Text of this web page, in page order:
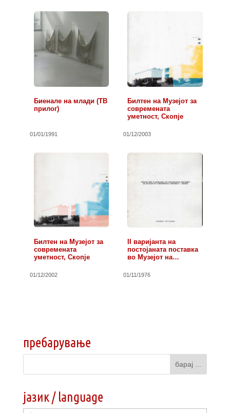
Биенале на млади (ТВ
прилог)
01/01/1991
Билтен на Музејот за
современата
уметност, Скопје
01/12/2003
Билтен на Музејот за
современата
уметност, Скопје
01/12/2002
II варијанта на
постојаната поставка
во Музејот на…
01/11/1976
пребарување
јазик / language